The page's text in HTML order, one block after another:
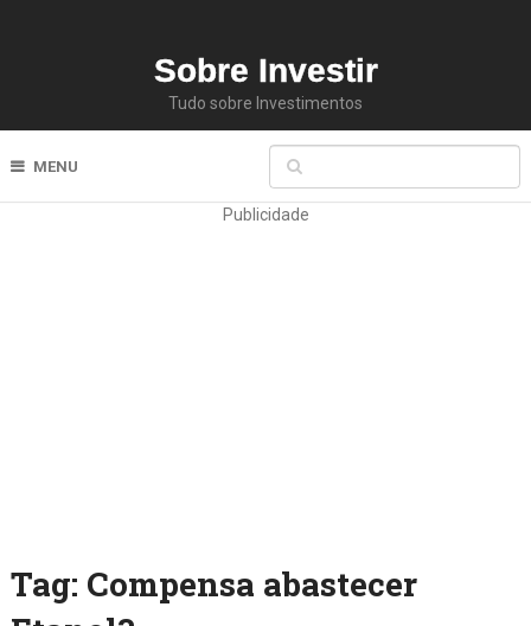
Sobre Investir
Tudo sobre Investimentos
MENU
Publicidade
Tag: Compensa abastecer